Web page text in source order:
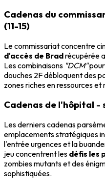
Cadenas du
(11-15)
Le commissariat concentre
d'accès de Bradrécupérée
Les combinaisons "DCM"
douches 2F débloquent des
zones riches en ressources et
Cadenas de l'hôpital -
Les derniers cadenas
emplacements stratégiques
l'entrée urgences et la
jeu concentrent les défis les
zombies mutants et des
sophistiquées.